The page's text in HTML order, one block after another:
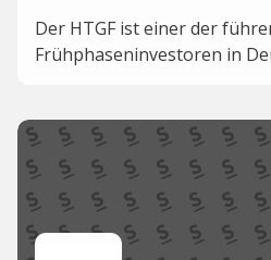
Der HTGF ist einer der
Frühphaseninvestoren in